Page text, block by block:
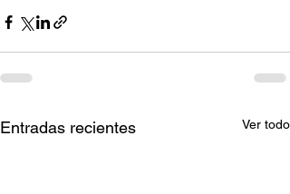
Entradas recientes Ver todo